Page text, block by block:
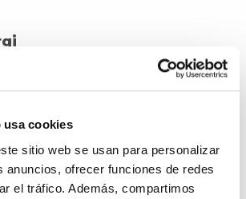
usa cookies
sitio web se usan para personalizar
anuncios, ofrecer funciones de redes
el tráfico. Además, compartimos